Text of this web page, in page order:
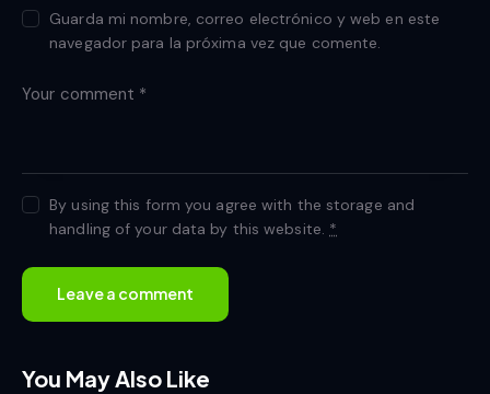
Guarda mi nombre, correo electrónico y web en este
navegador para la próxima vez que comente.
By using this form you agree with the storage and
handling of your data by this website. *
You May Also Like